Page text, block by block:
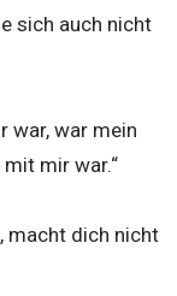
sich auch nicht
war, war mein
mir war.“
macht dich nicht